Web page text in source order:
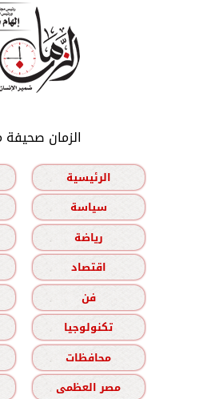
الزمان
الرئيسية
سياسة
رياضة
اقتصاد
فن
تكنولوجيا
محافظات
مصر العظمى